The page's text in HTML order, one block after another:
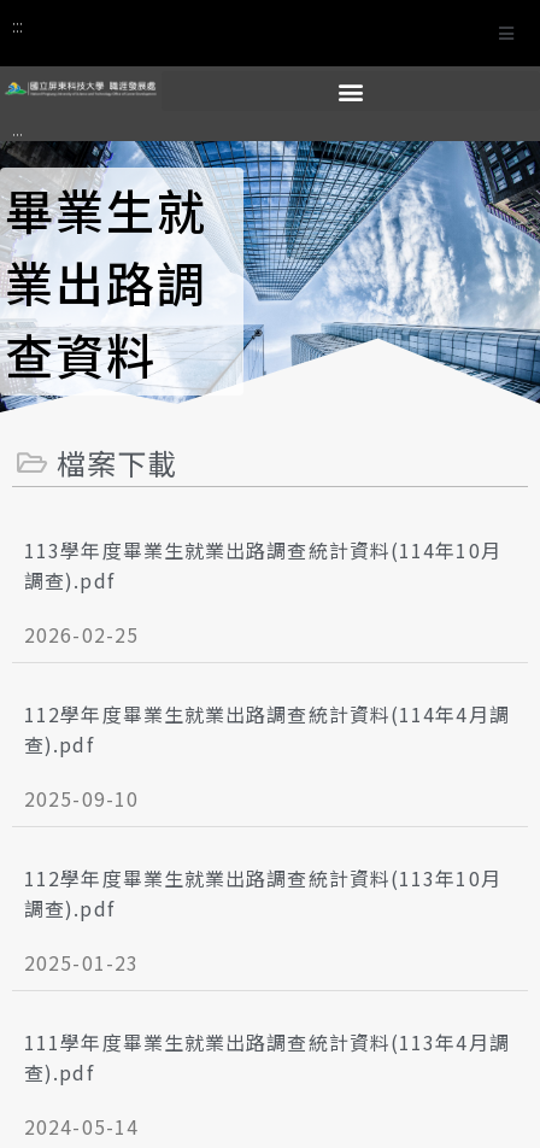
:::
:::
畢業生就
業出路調
查資料
檔案下載
113學年度畢業生就業出路調查統計資料(114年10月
調查).pdf
2026-02-25
112學年度畢業生就業出路調查統計資料(114年4月調
查).pdf
2025-09-10
112學年度畢業生就業出路調查統計資料(113年10月
調查).pdf
2025-01-23
111學年度畢業生就業出路調查統計資料(113年4月調
查).pdf
2024-05-14